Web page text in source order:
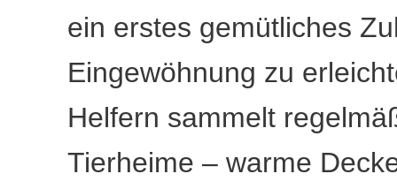
ein erstes gemütliches
Eingewöhnung zu
Helfern sammelt
Tierheime – warme